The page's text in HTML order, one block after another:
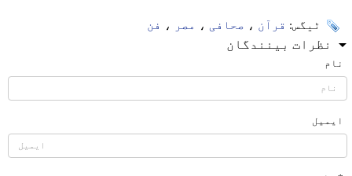
ٹیگس: قرآن ، صحافی ، مصر ، فن
نظرات بینندگان
نام
ایمیل